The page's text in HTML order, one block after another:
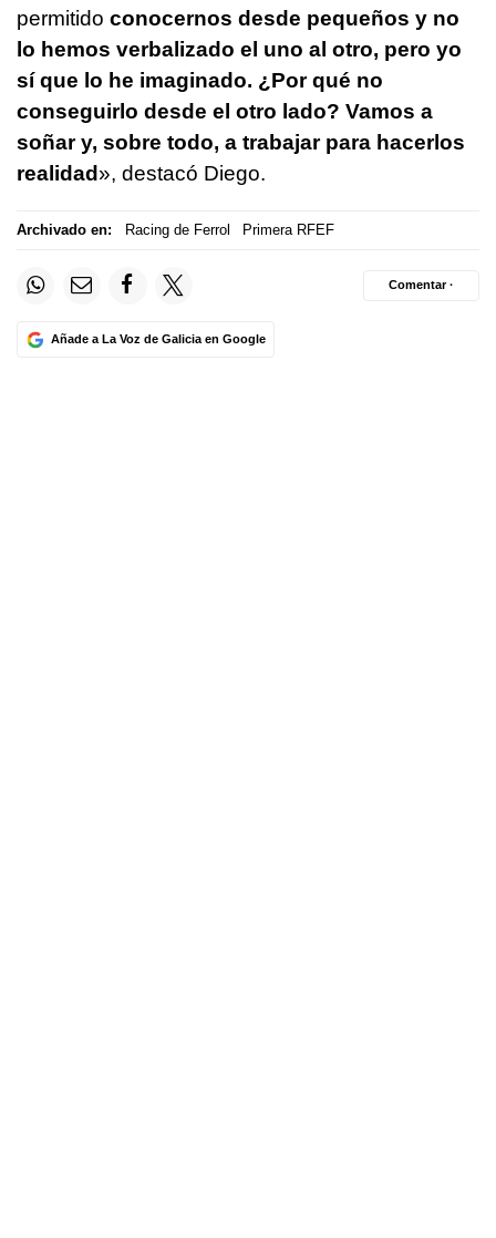
permitido conocernos desde pequeños y no
lo hemos verbalizado el uno al otro, pero yo
sí que lo he imaginado. ¿Por qué no
conseguirlo desde el otro lado? Vamos a
soñar y, sobre todo, a trabajar para hacerlos
realidad», destacó Diego.
Archivado en: Racing de Ferrol Primera RFEF
Añade a La Voz de Galicia en Google
Comentar ·